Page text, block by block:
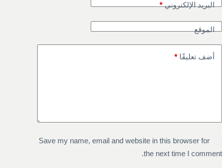
البريد الإلكتروني*
الموقع
أضف تعليقًا *
Save my name, email and website in this browser for
the next time I comment.